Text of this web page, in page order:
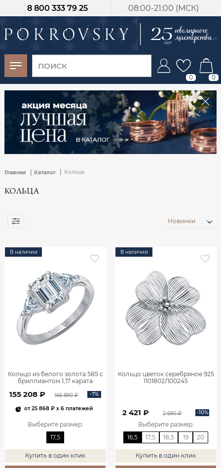
08:00-21:00 (МСК)
8 800 333 79 25
0 0
Главная | Каталог Кольца
КОЛЬЦА
Новинки
В наличии
Кольцо из белого золота 585 с
бриллиантом 1,17 карата
155 208 ₽ 166 890 ₽ -7%
от25 868 ₽x 6 платежей
Выберите размер:
17,5
Купить в один клик
В наличии
Кольцо цветок серебряное 925
1101802Л00245
2 421 ₽ 2 690 ₽ -10%
Выберите размер:
16,5
17,5 18,5 19 20
Купить в один клик
-30%
от 15 дней с
момента оплаты